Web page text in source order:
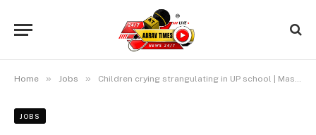
Home » Jobs » Children crying strangulating in UP school | Mass Hysteria Outlined | यूपी के स्कूल में बच्चे अपना गला क्यों दबाने लगे: क्या है मास हिस्टीरिया जिसमें बच्चे एकसाथ रोने लगते हैं; भूतबाधा, बीमारी या अफवाह
JOBS